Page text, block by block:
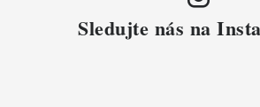
Sledujte nás na